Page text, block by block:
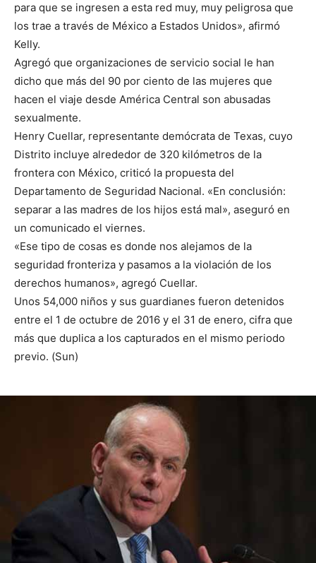
para que se ingresen a esta red muy, muy peligrosa que
los trae a través de México a Estados Unidos», afirmó
Kelly.
Agregó que organizaciones de servicio social le han
dicho que más del 90 por ciento de las mujeres que
hacen el viaje desde América Central son abusadas
sexualmente.
Henry Cuellar, representante demócrata de Texas, cuyo
Distrito incluye alrededor de 320 kilómetros de la
frontera con México, criticó la propuesta del
Departamento de Seguridad Nacional. «En conclusión:
separar a las madres de los hijos está mal», aseguró en
un comunicado el viernes.
«Ese tipo de cosas es donde nos alejamos de la
seguridad fronteriza y pasamos a la violación de los
derechos humanos», agregó Cuellar.
Unos 54,000 niños y sus guardianes fueron detenidos
entre el 1 de octubre de 2016 y el 31 de enero, cifra que
más que duplica a los capturados en el mismo periodo
previo. (Sun)